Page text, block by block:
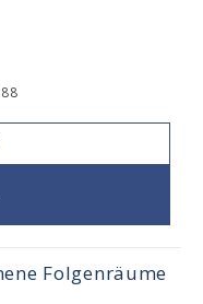
Folgenräume